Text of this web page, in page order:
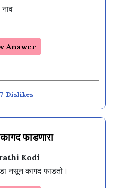
Answer
Dislikes
फाडणारा
Kodi
नसून कागद फाडतो।